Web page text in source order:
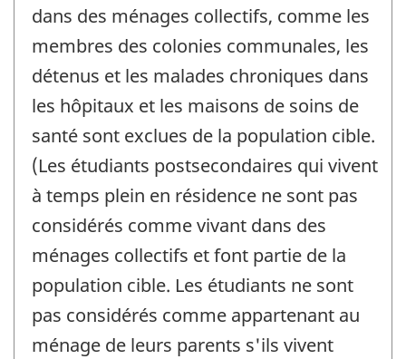
dans des ménages collectifs, comme les
membres des colonies communales, les
détenus et les malades chroniques dans
les hôpitaux et les maisons de soins de
santé sont exclues de la population cible.
(Les étudiants postsecondaires qui vivent
à temps plein en résidence ne sont pas
considérés comme vivant dans des
ménages collectifs et font partie de la
population cible. Les étudiants ne sont
pas considérés comme appartenant au
ménage de leurs parents s'ils vivent